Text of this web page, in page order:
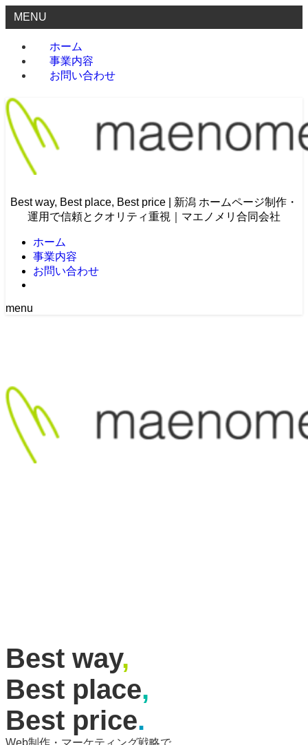
MENU
ホーム
事業内容
お問い合わせ
Best way, Best place, Best price | 新潟 ホームページ制作・
運用で信頼とクオリティ重視｜マエノメリ合同会社
ホーム
事業内容
お問い合わせ
menu
Best way,
Best place,
Best price.
Web制作・マーケティング戦略で